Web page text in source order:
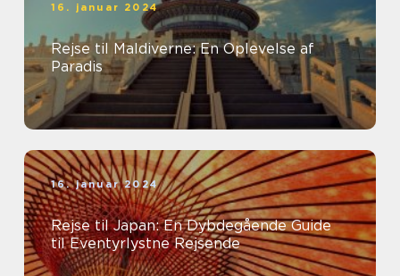
16. januar 2024
Rejse til Maldiverne: En Oplevelse af
Paradis
16. januar 2024
Rejse til Japan: En Dybdegående Guide
til Eventyrlystne Rejsende